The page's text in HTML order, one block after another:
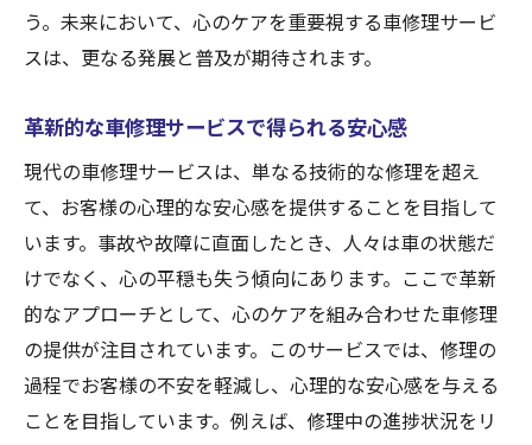
う。未来において、心のケアを重要視する車修理サービ
スは、更なる発展と普及が期待されます。
革新的な車修理サービスで得られる安心感
現代の車修理サービスは、単なる技術的な修理を超え
て、お客様の心理的な安心感を提供することを目指して
います。事故や故障に直面したとき、人々は車の状態だ
けでなく、心の平穏も失う傾向にあります。ここで革新
的なアプローチとして、心のケアを組み合わせた車修理
の提供が注目されています。このサービスでは、修理の
過程でお客様の不安を軽減し、心理的な安心感を与える
ことを目指しています。例えば、修理中の進捗状況をリ